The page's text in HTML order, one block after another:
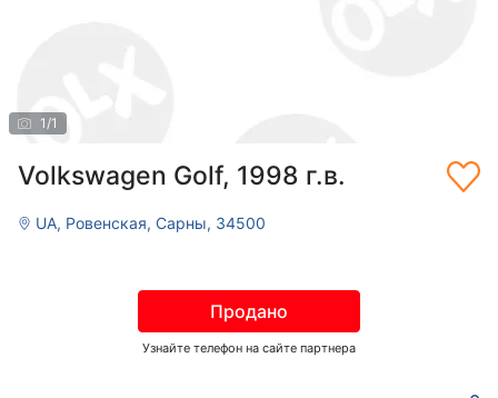
1 /1
Volkswagen Golf, 1998 г.в.
UA, Ровенская, Сарны, 34500
Продано
Узнайте телефон на сайте партнера